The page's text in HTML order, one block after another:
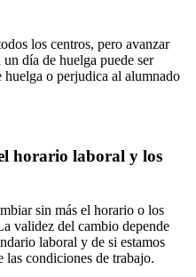
los centros, pero avanzar
día de huelga puede ser
o perjudica al alumnado
horario laboral y los
sin más el horario o los
validez del cambio depende
laboral y de si estamos
las condiciones de trabajo.